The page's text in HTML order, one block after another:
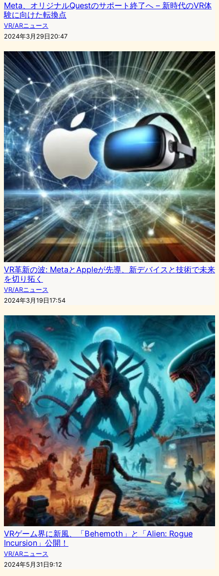
Meta、オリジナルQuestのサポート終了へ – 新時代のVR体
験に向けた転換点
VR/ARニュース
2024年3月29日20:47
VR革新の波: MetaとAppleが先導、新デバイスと技術で未来
を切り拓く
VR/ARニュース
2024年3月19日17:54
VRゲーム界に新風、「Behemoth」と「Alien: Rogue
Incursion」公開！
VR/ARニュース
2024年5月31日9:12